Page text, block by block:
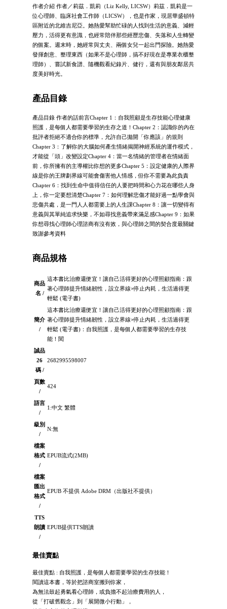
作者介紹 作者／莉茲．凱莉（Liz Kelly, LICSW）莉茲．凱莉是一
位心理師、臨床社會工作師（LICSW），也是作家，現居華盛頓特
區附近的北維吉尼亞。她熱愛幫助忙碌的人找到生活的意義、減輕
壓力，活得更有意識，也經常陪伴那些經歷悲傷、失落和人生轉變
的個案。週末時，她經常與丈夫、兩個女兒一起出門探險。她熱愛
發揮創意、整理東西（如果不是心理師，搞不好現在是專業衣櫃整
理師）、嘗試新食譜、隨機觀看紀錄片、健行，還有與朋友鄰居共
度美好時光。
產品目錄
產品目錄 作者的話前言Chapter 1：自我照顧是生存技能心理健康
照護，是每個人都需要學習的生存之道！Chapter 2：認識你的內在
批評者拒絕不適合你的標準，允許自己拋開「你應該」的規則
Chapter 3：了解你的大腦如何產生情緒揭開神經系統的運作模式，
才能從「頭」改變設定Chapter 4：當一名情緒的管理者在情緒面
前，你所擁有的主導權比你想的更多Chapter 5：設定健康的人際界
線是你的王牌劃界線可能會傷害他人情感，但你不需要為此負責
Chapter 6：找到生命中值得信任的人要把時間和心力花在哪些人身
上，你一定要想清楚Chapter 7：如何理解悲傷才能好過一點學會與
悲傷共處，是一門人人都需要上的人生課Chapter 8：讓一切變得有
意義與其單純追求快樂，不如尋找意義帶來滿足感Chapter 9：如果
你想尋找心理師心理諮商有沒有效，與心理師之間的契合度最關鍵
致謝參考資料
商品規格
商品
名 /
這本書比治療還便宜！讓自己活得更好的心理照顧指南：跟
著心理師提升情緒韌性，設立界線×停止內耗，生活過得更
輕鬆 (電子書)
簡介
/
這本書比治療還便宜！讓自己活得更好的心理照顧指南：跟
著心理師提升情緒韌性，設立界線×停止內耗，生活過得更
輕鬆 (電子書)：自我照護，是每個人都需要學習的生存技
能！閱
誠品
26
碼 /
2682995598007
頁數
/
424
語言
/
1:中文 繁體
級別
/
N:無
檔案
格式
/
EPUB流式(2MB)
檔案
匯出
格式
/
EPUB 不提供 Adobe DRM（出版社不提供）
TTS
朗讀
/
EPUB提供TTS朗讀
最佳賣點
最佳賣點 : 自我照護，是每個人都需要學習的生存技能！
閱讀這本書，等於把諮商室搬到你家，
為無法鼓起勇氣看心理師，或負擔不起治療費用的人，
從「打破舊觀念」到「展開微小行動」，